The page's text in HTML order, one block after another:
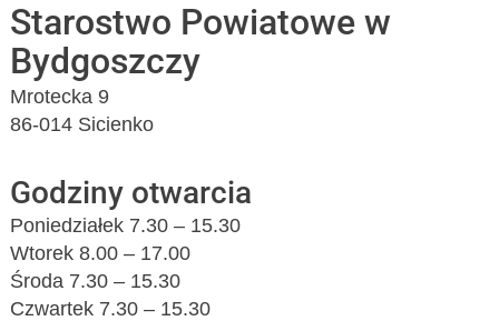
Starostwo Powiatowe w
Bydgoszczy
Mrotecka 9
86-014 Sicienko
Godziny otwarcia
Poniedziałek 7.30 – 15.30
Wtorek 8.00 – 17.00
Środa 7.30 – 15.30
Czwartek 7.30 – 15.30